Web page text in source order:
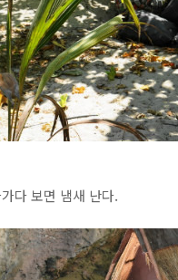
다 보면 냄새 난다.